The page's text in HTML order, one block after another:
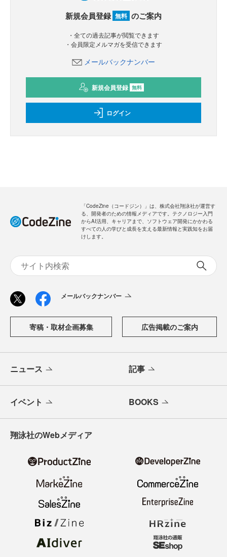
新規会員登録 無料 のご案内
・全ての過去記事が閲覧できます
・会員限定メルマガを受信できます
メールバックナンバー
新規会員登録 無料
ログイン
「CodeZine（コードジン）」は、株式会社翔泳社が運営す
る、開発者のための情報メディアです。テクノロジー入門
からAI活用、キャリアまで、ソフトウェア開発にかかわる
すべての人の学びと成長を支える最新情報と実践知をお届
けします。
メールバックナンバー
寄稿・取材企画募集 広告掲載のご案内
ニュース 記事
イベント BOOKS
翔泳社のWebメディア